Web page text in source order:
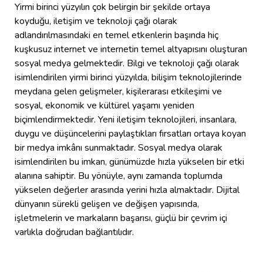
Yirmi birinci yüzyılın çok belirgin bir şekilde ortaya
koyduğu, iletişim ve teknoloji çağı olarak
adlandırılmasındaki en temel etkenlerin başında hiç
kuşkusuz internet ve internetin temel altyapısını oluşturan
sosyal medya gelmektedir. Bilgi ve teknoloji çağı olarak
isimlendirilen yirmi birinci yüzyılda, bilişim teknolojilerinde
meydana gelen gelişmeler, kişilerarası etkileşimi ve
sosyal, ekonomik ve kültürel yaşamı yeniden
biçimlendirmektedir. Yeni iletişim teknolojileri, insanlara,
duygu ve düşüncelerini paylaştıkları fırsatları ortaya koyan
bir medya imkânı sunmaktadır. Sosyal medya olarak
isimlendirilen bu imkan, günümüzde hızla yükselen bir etki
alanına sahiptir. Bu yönüyle, aynı zamanda toplumda
yükselen değerler arasında yerini hızla almaktadır. Dijital
dünyanın sürekli gelişen ve değişen yapısında,
işletmelerin ve markaların başarısı, güçlü bir çevrim içi
varlıkla doğrudan bağlantılıdır.